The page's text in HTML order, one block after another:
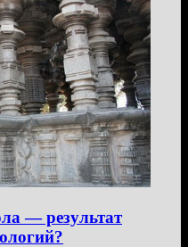
— результат